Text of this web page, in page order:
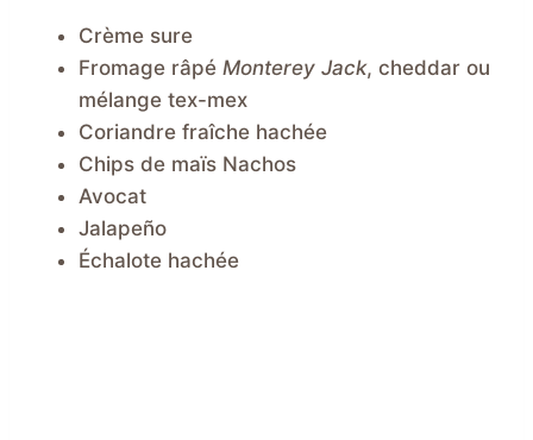
Crème sure
Fromage râpé Monterey Jack, cheddar ou
mélange tex-mex
Coriandre fraîche hachée
Chips de maïs Nachos
Avocat
Jalapeño
Échalote hachée